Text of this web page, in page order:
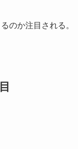
のか注目される。